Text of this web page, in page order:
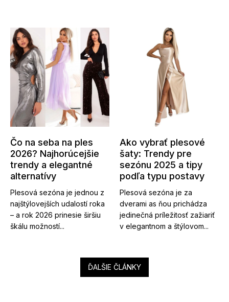
Čo na seba na ples
2026? Najhorúcejšie
trendy a elegantné
alternatívy
Plesová sezóna je jednou z
najštýlovejších udalostí roka
– a rok 2026 prinesie širšiu
škálu možností...
Ako vybrať plesové
šaty: Trendy pre
sezónu 2025 a tipy
podľa typu postavy
Plesová sezóna je za
dverami as ňou prichádza
jedinečná príležitosť zažiariť
v elegantnom a štýlovom...
ĎALŠIE ČLÁNKY